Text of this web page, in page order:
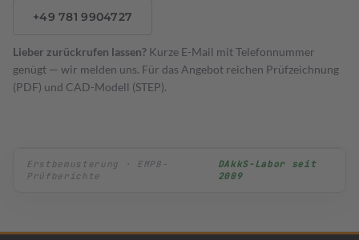
Aufnahmen & Vorrichtungen
+49 781 9904727
Lieber zurückrufen lassen? Kurze E-Mail mit Telefonnummer
genügt — wir melden uns. Für das Angebot reichen Prüfzeichnung
(PDF) und CAD-Modell (STEP).
Erstbemusterung · EMPB-
Prüfberichte
DAkkS-Labor seit
2009